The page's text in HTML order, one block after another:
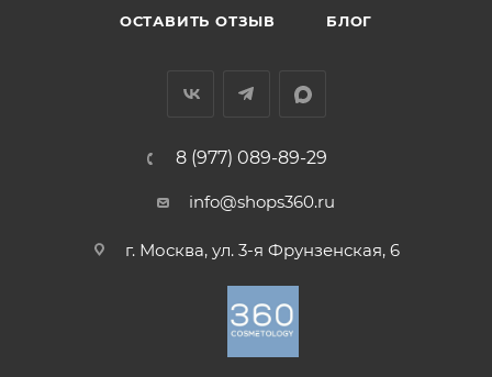
ОСТАВИТЬ ОТЗЫВ БЛОГ
8 (977) 089-89-29
info@shops360.ru
г. Москва, ул. 3-я Фрунзенская, 6